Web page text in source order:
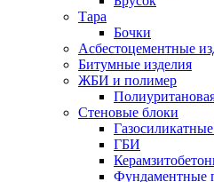
Тара
Бочки
Асбестоцементные
Битумные изделия
ЖБИ и полимер
Стеновые блоки
ГБИ
Фундаментные